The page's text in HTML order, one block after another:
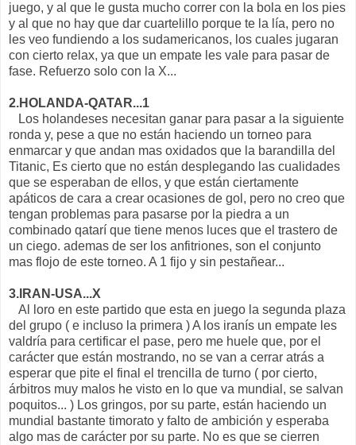
juego, y al que le gusta mucho correr con la bola en los pies
y al que no hay que dar cuartelillo porque te la lía, pero no
les veo fundiendo a los sudamericanos, los cuales jugaran
con cierto relax, ya que un empate les vale para pasar de
fase. Refuerzo solo con la X...
2.HOLANDA-QATAR...1
Los holandeses necesitan ganar para pasar a la siguiente
ronda y, pese a que no están haciendo un torneo para
enmarcar y que andan mas oxidados que la barandilla del
Titanic, Es cierto que no están desplegando las cualidades
que se esperaban de ellos, y que están ciertamente
apáticos de cara a crear ocasiones de gol, pero no creo que
tengan problemas para pasarse por la piedra a un
combinado qatarí que tiene menos luces que el trastero de
un ciego. ademas de ser los anfitriones, son el conjunto
mas flojo de este torneo. A 1 fijo y sin pestañear...
3.IRAN-USA...X
Al loro en este partido que esta en juego la segunda plaza
del grupo ( e incluso la primera ) A los iranís un empate les
valdría para certificar el pase, pero me huele que, por el
carácter que están mostrando, no se van a cerrar atrás a
esperar que pite el final el trencilla de turno ( por cierto,
árbitros muy malos he visto en lo que va mundial, se salvan
poquitos... ) Los gringos, por su parte, están haciendo un
mundial bastante timorato y falto de ambición y esperaba
algo mas de carácter por su parte. No es que se cierren